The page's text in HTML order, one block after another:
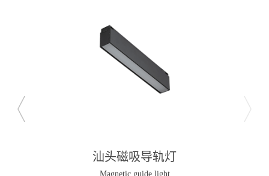
汕头磁吸导轨灯
Magnetic guide light